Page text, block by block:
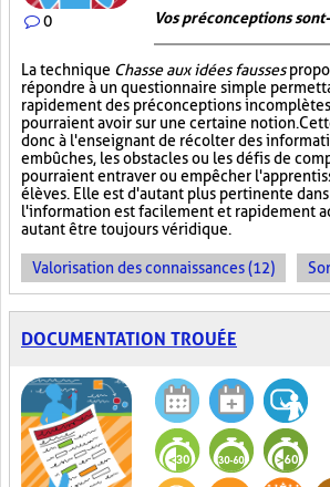
0 Vos préconceptions
La technique Chasse aux idées fausses
répondre à un questionnaire simple
rapidement des préconceptions
pourraient avoir sur une certaine notion.
donc à l'enseignant de récolter des
embûches, les obstacles ou les défis de
pourraient entraver ou empêcher
élèves. Elle est d'autant plus pertinente
l'information est facilement et rapidement
autant être toujours véridique.
Valorisation des connaissances (12)
DOCUMENTATION TROUÉE